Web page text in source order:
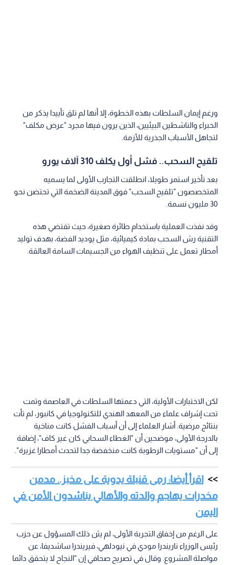
ورغم إيمان السلطات بهذه الخطوة، إلا أنها لم تلق تأييدا يذكر من
الخبراء والناشطين البيئيين، الذين يرون فيها مجرد "عرض مكلف"
لتجاهل الأسباب الجذرية للأزمة.
تلقيح السحب.. فشل أول يكلف 310 آلاف يورو
بعد تأخير استمر طويلا، انطلقت التجارب الأولى لما يسميه
المتخصصون "تلقيح السحب" فوق المدينة الضخمة التي تحتضن نحو
30 مليون نسمة.
وقد نفذت العملية باستخدام طائرة صغيرة، حيث تقتضي هذه
التقنية رش السحب بمادة كيميائية، مثل يوديد الفضة، بهدف توليد
أمطار تعمل على تنظيف الهواء من الجسيمات السامة العالقة.
لكن الاختبارات الأولية، التي دعمتها السلطات في العاصمة وتمت
تحت إشراف علماء من المعهد الهندي للتكنولوجيا في كانبور، لم تأت
بنتائج مرضية. أشار العلماء إلى أن أسباب الفشل كانت مناخية
بالدرجة الأولى، موضحين أن "الغطاء السحابي كان غير كاف"، إضافة
إلى أن "مستويات الرطوبة كانت منخفضة جدا لتحدث أمطارا غزيرة".
اقرأ أيضا: رمى قنبلة يدوية على مخبز.. مدمن
مخدرات يهاجم والدته والأهالي يناشدون الأمن في
اليمن
على الرغم من إخفاق التجربة الأولى، لم يثن ذلك المسؤول عن حزب
رئيس الوزراء ناريندرا مودي في نيودلهي، فيريندرا ساشديفا، عن
مواصلة المشروع. وقال في تصريح صحافي إن "النجاح لا يتحقق دائما